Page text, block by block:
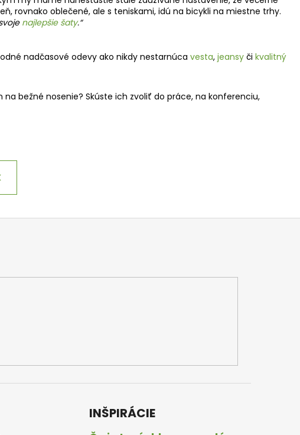
ň, rovnako oblečené, ale s teniskami, idú na bicykli na miestne trhy.
najlepšie šaty.“
nadčasové odevy ako nikdy nestarnúca vesta, jeansy či kvalitný
na bežné nosenie? Skúste ich zvoliť do práce, na konferenciu,
INŠPIRÁCIE